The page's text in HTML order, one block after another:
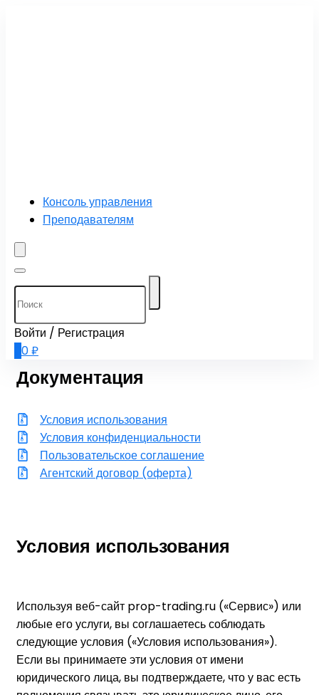
Консоль управления
Преподавателям
Войти / Регистрация
0₽
Документация
Условия использования
Условия конфиденциальности
Пользовательское соглашение
Агентский договор (оферта)
Условия использования
Используя веб-сайт prop-trading.ru («Сервис») или
любые его услуги, вы соглашаетесь соблюдать
следующие условия («Условия использования»).
Если вы принимаете эти условия от имени
юридического лица, вы подтверждаете, что у вас есть